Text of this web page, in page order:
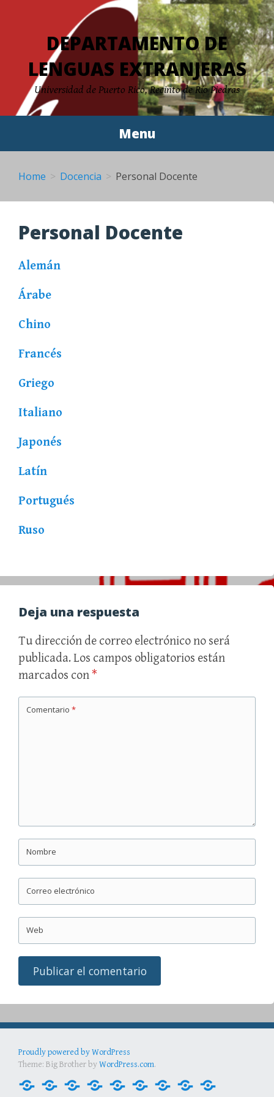
DEPARTAMENTO DE
LENGUAS EXTRANJERAS
Universidad de Puerto Rico, Recinto de Río Piedras
Menu
Home Docencia Personal Docente
Personal Docente
Alemán
Árabe
Chino
Francés
Griego
Italiano
Japonés
Latín
Portugués
Ruso
Deja una respuesta
Tu dirección de correo electrónico no será
publicada. Los campos obligatorios están
marcados con *
Comentario *
Nombre
Correo electrónico
Web
Proudly powered by WordPress
Theme: Big Brother byWordPress.com.